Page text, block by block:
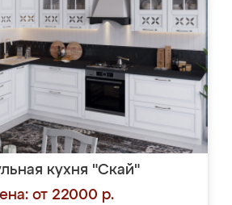
кухня "Скай"
от 22000 р.